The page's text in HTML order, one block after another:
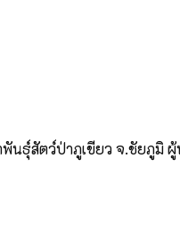
นธุ์สัตว์ป่าภูเขียว จ.ชัยภูมิ